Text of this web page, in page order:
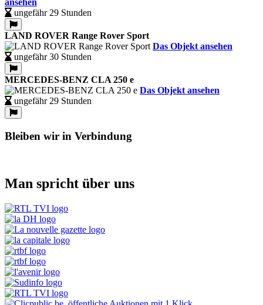
ungefähr 29 Stunden
LAND ROVER Range Rover Sport
Das Objekt ansehen
ungefähr 30 Stunden
MERCEDES-BENZ CLA 250 e
Das Objekt ansehen
ungefähr 29 Stunden
Bleiben wir in Verbindung
Man spricht über uns